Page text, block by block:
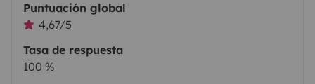
Puntuación global
4,67/5
Tasa de respuesta
100 %